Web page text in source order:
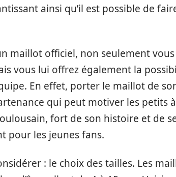
ainsi qu’il est possible de
maillot officiel, non seulement
vous lui offrez également la
En effet, porter le maillot de
qui peut motiver les petits
fort de son histoire et de
pour les jeunes fans.
: le choix des tailles. Les